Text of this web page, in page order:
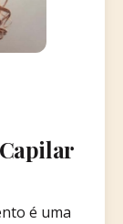
é uma